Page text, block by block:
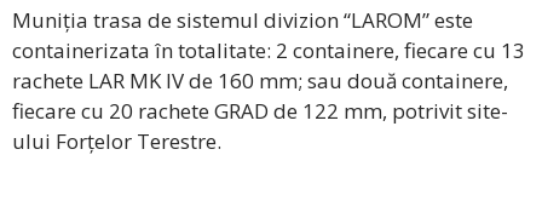
Muniția trasa de sistemul divizion “LAROM” este
containerizata în totalitate: 2 containere, fiecare cu 13
rachete LAR MK IV de 160 mm; sau două containere,
fiecare cu 20 rachete GRAD de 122 mm, potrivit site-
ului Forțelor Terestre.